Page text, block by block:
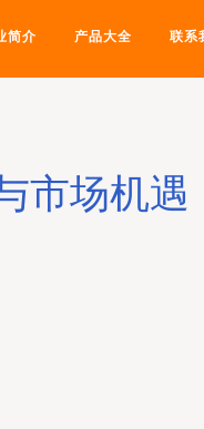
简介 产品大全 联系
市场机遇